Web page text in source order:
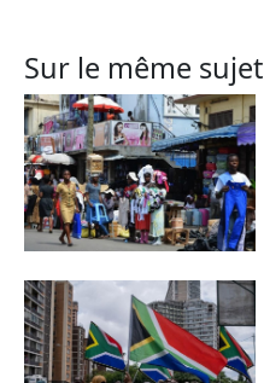
Sur le même sujet